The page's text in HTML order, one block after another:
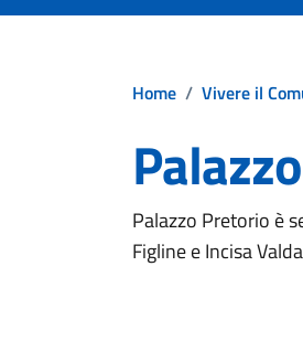
Home / Vivere il
Palazzo Pretorio è
Figline e Incisa